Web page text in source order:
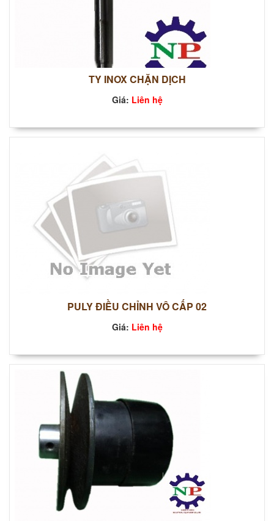
TY INOX CHẶN DỊCH
Giá: Liên hệ
PULY ĐIỀU CHỈNH VÔ CẤP 02
Giá: Liên hệ